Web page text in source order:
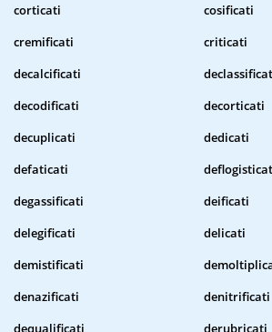
corticati
cosificati
cremificati
criticati
decalcificati
decodificati
decorticati
decuplicati
dedicati
defaticati
degassificati
deificati
delegificati
delicati
demistificati
denazificati
denitrificati
dequalificati
derubricati